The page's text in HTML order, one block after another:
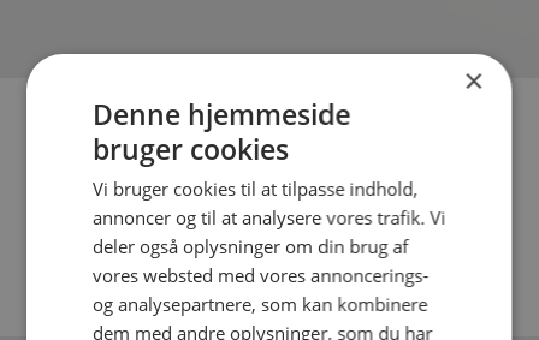
ARTIKLEN ER SLUT
Læs flere spændende artikler i vores nyhedsarkiv
Gå tilbage til arkivet
×
Denne hjemmeside
bruger cookies
Vi bruger cookies til at tilpasse indhold,
annoncer og til at analysere vores trafik. Vi
deler også oplysninger om din brug af
vores websted med vores annoncerings-
og analysepartnere, som kan kombinere
dem med andre oplysninger, som du har